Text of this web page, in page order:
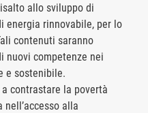
allo sviluppo di
energia rinnovabile, per lo
contenuti saranno
nuovi competenze nei
e sostenibile.
contrastare la povertà
alla